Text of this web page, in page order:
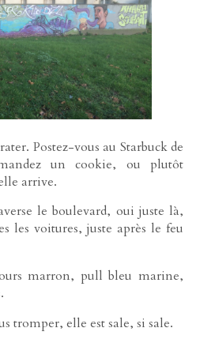
Postez-vous au Starbuck de
un cookie, ou plutôt
arrive.
le boulevard, oui juste là,
les voitures, juste après le feu
marron, pull bleu marine,
tromper, elle est sale, si sale.